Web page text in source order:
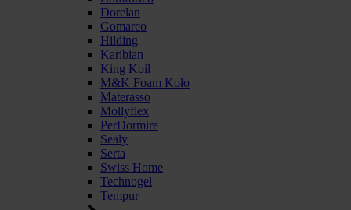
Dorelan
Gomarco
Hilding
Karibian
King Koil
M&K Foam Koło
Materasso
Mollyflex
PerDormire
Sealy
Serta
Swiss Home
Technogel
Tempur